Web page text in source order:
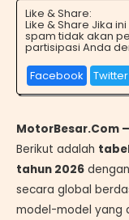
Like & Share:
Like & Share Jika
spam tidak akan
partisipasi Anda
Facebook
Twitter
MotorBesar.Com
Berikut adalah
tahun 2026
secara global
model-model yang